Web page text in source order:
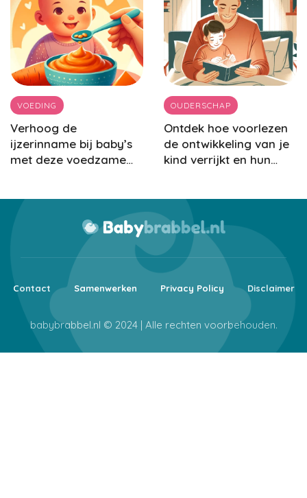
VOEDING
Verhoog de
ijzerinname bij baby’s
met deze voedzame
OUDERSCHAP
Ontdek hoe voorlezen
de ontwikkeling van je
kind verrijkt en hun
Contact Samenwerken Privacy Policy Disclaimer
babybrabbel.nl © 2024 | Alle rechten voorbehouden.